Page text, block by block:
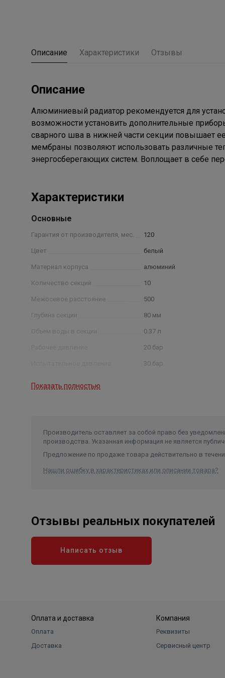
Описание Характеристики Отзывы
Описание
Алюминиевый радиатор рекомендуется для
возможности установить дополнительные
сварного шва в нижней части секции повышает
мембраны позволяют использовать различные
энергосберегающих систем. Воплощает в себе
Характеристики
Основные
Гарантия от производителя, мес. 120
Цвет белый
Материал корпуса алюминий
Количество секций 10
Межосевое расстояние 500
Глубина секции 80 мм
0.37 л
20 бар
30 бар
Показать полностью
Производитель оставляет за собой право без
производства. Указанная информация не является
Предложение по продаже товара действительно в
Нашли ошибку в характеристиках или описании товара?
Отзывы реальных покупателей
Написать отзыв
Оплата и доставка
Оплата
Доставка
Компания
Реквизиты
Сервисный центр